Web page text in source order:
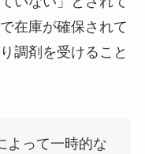
在庫が確保されて
調剤を受けること
よって一時的な